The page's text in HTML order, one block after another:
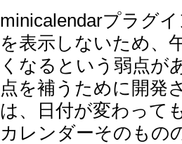
minicalendarプラグ
を表示しないため、
くなるという弱点が
点を補うために開発
は、日付が変わって
カレンダーそのもの